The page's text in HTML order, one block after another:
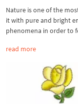
Nature is one of the
it with pure and bright
phenomena in order to
read more